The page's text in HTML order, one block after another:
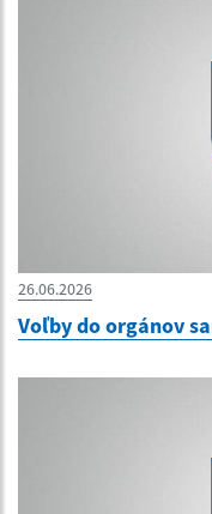
26.06.2026
Voľby do orgánov